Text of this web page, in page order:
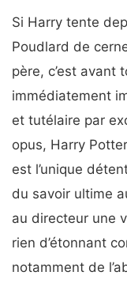
Si Harry tente
Poudlard de
père, c’est avant
immédiatement
et tutélaire par
opus, Harry
est l’unique
du savoir ultime
au directeur une
rien d’étonnant
notamment de